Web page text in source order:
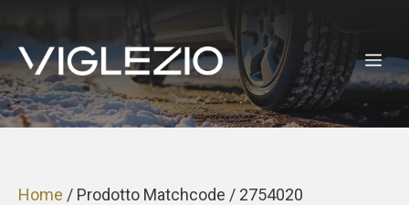
contenuto
Home / Prodotto Matchcode / 2754020